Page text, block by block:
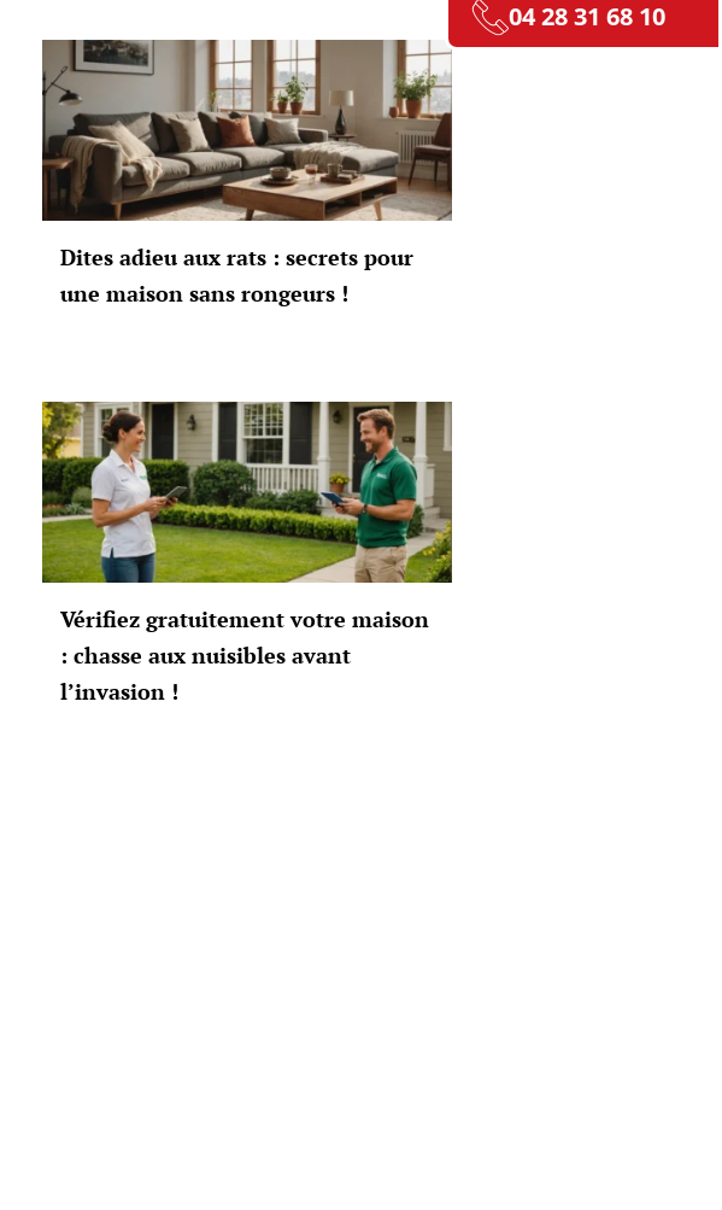
Dites adieu aux rats : secrets pour
une maison sans rongeurs !
Vérifiez gratuitement votre maison
: chasse aux nuisibles avant
l’invasion !
04 28 31 68 10